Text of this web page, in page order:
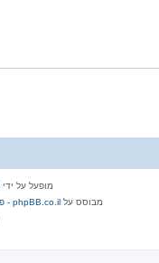
מופעל על ידי
מבוסס עלphpBB.co.il - פורומים בעברית